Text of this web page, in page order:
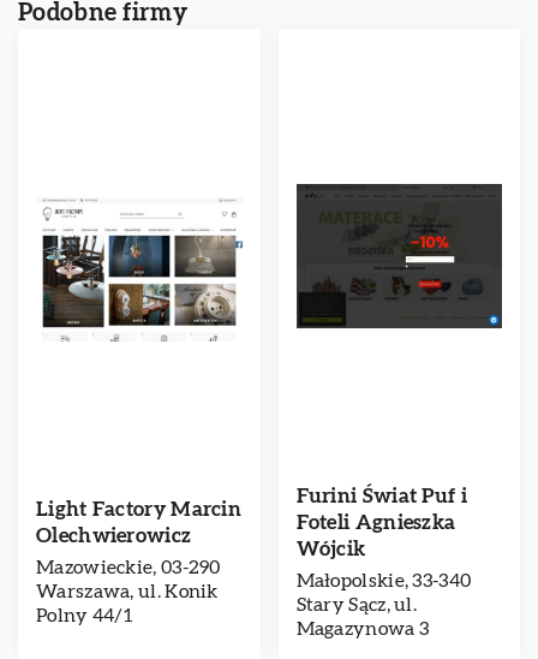
Podobne firmy
Light Factory Marcin
Olechwierowicz
Mazowieckie, 03-290
Warszawa, ul. Konik
Polny 44/1
Furini Świat Puf i
Foteli Agnieszka
Wójcik
Małopolskie, 33-340
Stary Sącz, ul.
Magazynowa 3